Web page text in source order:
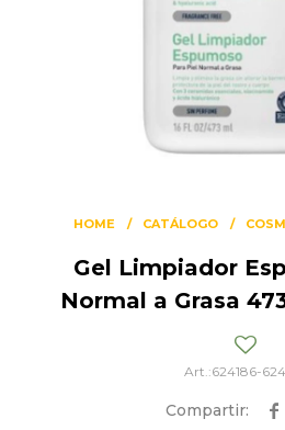
HOME CATÁLOGO
Gel Limpiador
Normal a Grasa
624186-
